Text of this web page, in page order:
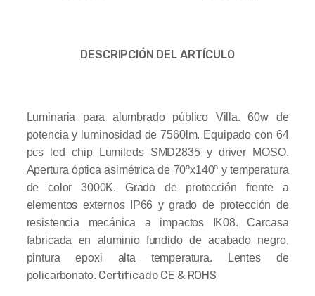
DESCRIPCIÓN DEL ARTÍCULO
Luminaria para alumbrado público Villa. 60w de
potencia y luminosidad de 7560lm. Equipado con 64
pcs led chip Lumileds SMD2835 y driver MOSO.
Apertura óptica asimétrica de 70ºx140º y temperatura
de color 3000K. Grado de protección frente a
elementos externos IP66 y grado de protección de
resistencia mecánica a impactos IK08. Carcasa
fabricada en aluminio fundido de acabado negro,
pintura epoxi alta temperatura. Lentes de
policarbonato. Certificado CE & ROHS